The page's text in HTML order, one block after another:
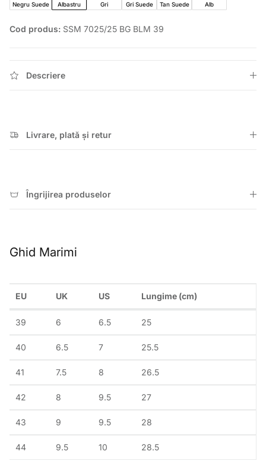
Negru Suede Albastru Gri Gri Suede Tan Suede Alb
Cod produs: SSM 7025/25 BG BLM 39
Descriere
Livrare, plată și retur
Îngrijirea produselor
Ghid Marimi
EU UK US Lungime (cm)
39 6 6.5 25
40 6.5 7 25.5
41 7.5 8 26.5
42 8 9.5 27
43 9 9.5 28
44 9.5 10 28.5